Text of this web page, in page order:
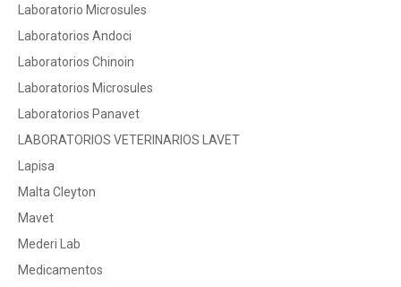
Laboratorio Microsules
Laboratorios Andoci
Laboratorios Chinoin
Laboratorios Microsules
Laboratorios Panavet
LABORATORIOS VETERINARIOS LAVET
Lapisa
Malta Cleyton
Mavet
Mederi Lab
Medicamentos